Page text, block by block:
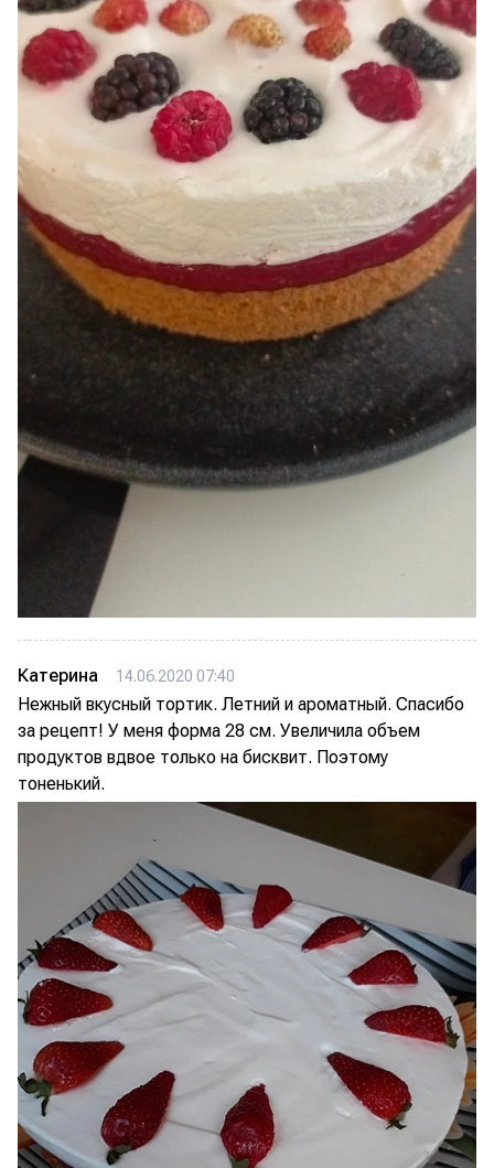
Катерина 14.06.2020 07:40
Нежный вкусный тортик. Летний и ароматный. Спасибо
за рецепт! У меня форма 28 см. Увеличила объем
продуктов вдвое только на бисквит. Поэтому
тоненький.